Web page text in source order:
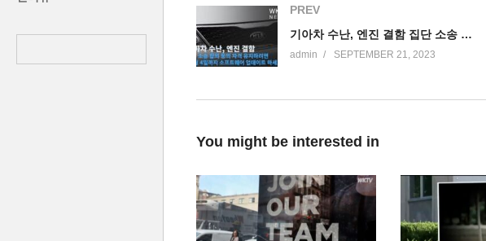
PREV
기아차 수난, 엔진 결함 집단 소송 합의 동의 자격 유지하려면 11월 4일까지 소프트웨어 업데이트 하세요
admin SEPTEMBER 21, 2023
You might be interested in